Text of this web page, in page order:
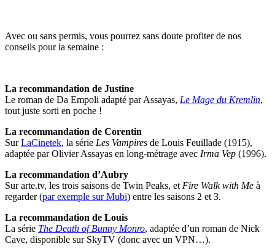
Avec ou sans permis, vous pourrez sans doute profiter de nos
conseils pour la semaine :
La recommandation de Justine
Le roman de Da Empoli adapté par Assayas, Le Mage du Kremlin,
tout juste sorti en poche !
La recommandation de Corentin
SurLaCinetek, la série Les Vampires de Louis Feuillade (1915),
adaptée par Olivier Assayas en long-métrage avec Irma Vep (1996).
La recommandation d’Aubry
Sur arte.tv, les trois saisons de Twin Peaks, et Fire Walk with Me à
regarder (par exemple sur Mubi) entre les saisons 2 et 3.
La recommandation de Louis
La série The Death of Bunny Monro, adaptée d’un roman de Nick
Cave, disponible sur SkyTV (donc avec un VPN…).